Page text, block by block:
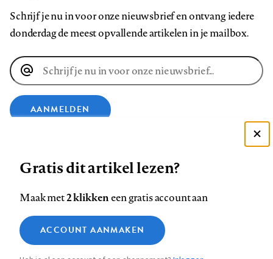
Schrijf je nu in voor onze nieuwsbrief en ontvang iedere
donderdag de meest opvallende artikelen in je mailbox.
E-
mailadres
AANMELDEN
op
Facebook
op
LinkedIn
op
Bluesky
ons
op
InstagramYouTube
Footer
Contact Colofon Disclaimer Privacy
Medische vragen verdienen
betrouwbare antwoorden
Zie onze cookie policy
Analytische cookies
Gratis dit artikel lezen?
Maak met2 klikkeneen gratis account aan
ACCOUNT AANMAKEN